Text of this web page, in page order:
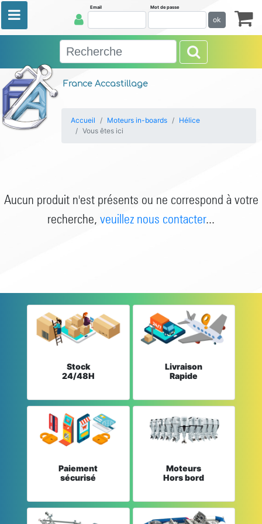
France Accastillage
Email Mot de passe
ok
Accueil Moteurs in-boards
Hélice
Vous êtes ici
Aucun produit n'est présents ou ne correspond à votre
recherche, veuillez nous contacter...
Stock
24/48H
Livraison
Rapide
Paiement
sécurisé
Moteurs
Hors bord